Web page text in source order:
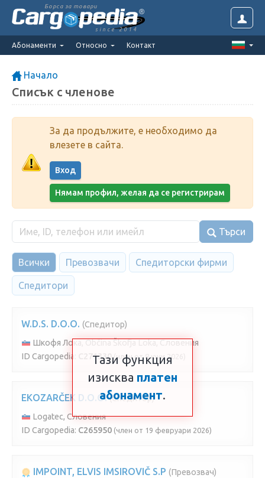
Борса за товари
since 2014
Абонаменти Относно Контакт
Начало
Списък с членове
За да продължите, е необходимо да
влезете в сайта.
Вход
Нямам профил, желая да се регистрирам
Търси
Всички Превозвачи Спедиторски фирми
Спедитори
W.D.S. D.O.O. (Спедитор)
Шкофя Лока, Občina Škofja Loka, Словения
ID Cargopedia:
C271330 (член от 8 юни 2026)
EKOZARČEK D.O.O. (Спедитор)
Logatec, Словения
ID Cargopedia: C265950 (член от 19 февруари 2026)
IMPOINT, ELVIS IMSIROVIČ S.P (Превозвач)
Тази функция
изисква платен
абонамент.